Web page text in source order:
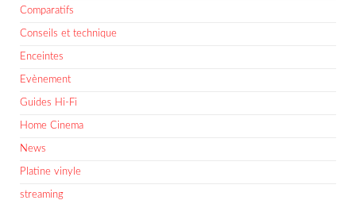
Comparatifs
Conseils et technique
Enceintes
Evènement
Guides Hi-Fi
Home Cinema
News
Platine vinyle
streaming